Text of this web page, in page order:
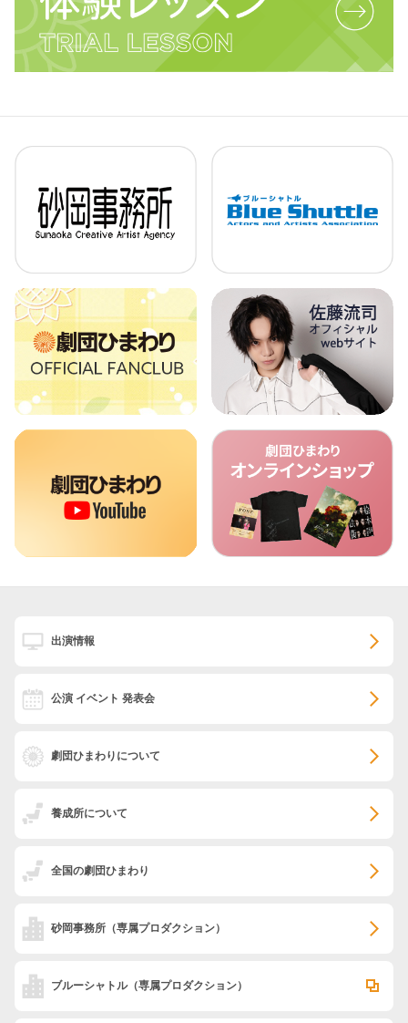
出演情報
公演 イベント 発表会
劇団ひまわりについて
養成所について
全国の劇団ひまわり
砂岡事務所 （専属プロダクション）
ブルーシャトル（専属プロダクション）